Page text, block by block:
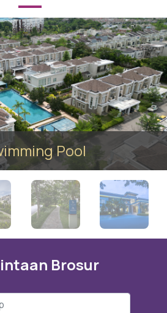
Pool
Brosur